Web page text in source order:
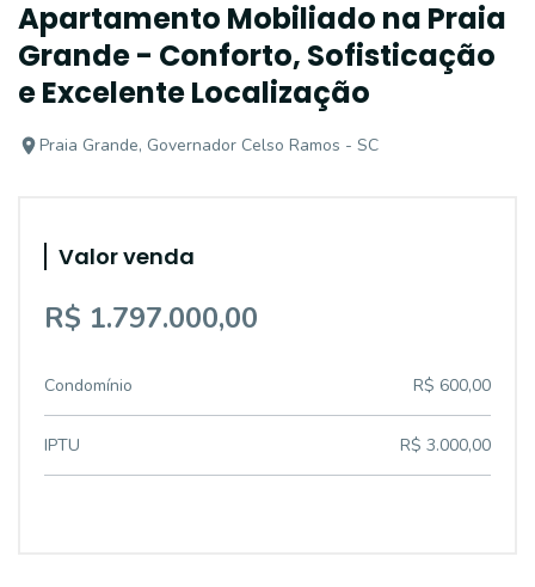
Apartamento Mobiliado na Praia
Grande - Conforto, Sofisticação
e Excelente Localização
Praia Grande, Governador Celso Ramos - SC
Valor venda
R$ 1.797.000,00
Condomínio R$ 600,00
IPTU R$ 3.000,00